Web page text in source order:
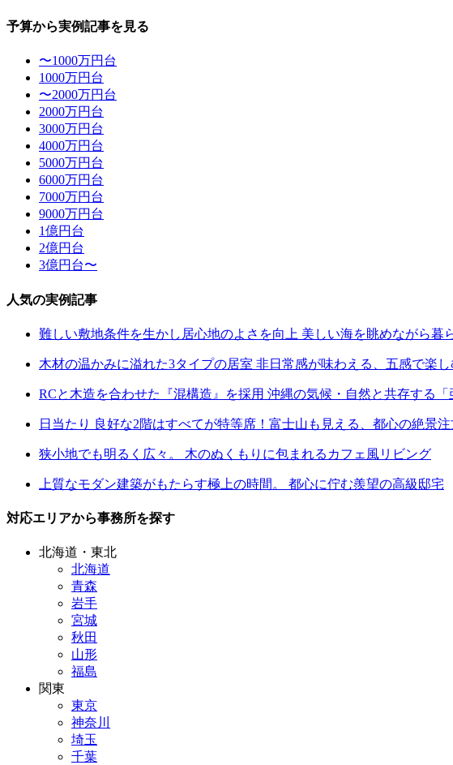
予算から実例記事を見る
〜1000万円台
1000万円台
〜2000万円台
2000万円台
3000万円台
4000万円台
5000万円台
6000万円台
7000万円台
9000万円台
1億円台
2億円台
3億円台〜
人気の実例記事
難しい敷地条件を生かし居心地のよさを向上 美しい海を眺めながら暮
木材の温かみに溢れた3タイプの居室 非日常感が味わえる、五感で楽
RCと木造を合わせた『混構造』を採用 沖縄の気候・自然と共存する「
日当たり 良好な2階はすべてが特等席！富士山も見える、都心の絶景
狭小地でも明るく広々。 木のぬくもりに包まれるカフェ風リビング
上質なモダン建築がもたらす極上の時間。 都心に佇む羨望の高級邸宅
対応エリアから事務所を探す
北海道・東北
北海道
青森
岩手
宮城
秋田
山形
福島
関東
東京
神奈川
埼玉
千葉